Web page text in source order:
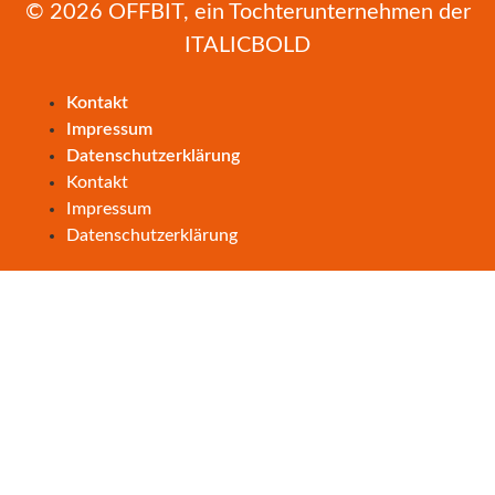
© 2026 OFFBIT, ein Tochterunternehmen der
ITALICBOLD
Kontakt
Impressum
Datenschutzerklärung
Kontakt
Impressum
Datenschutzerklärung